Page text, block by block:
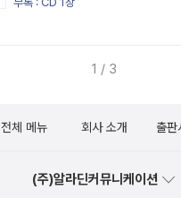
1 / 3
전체 메뉴 회사 소개 출판
(주)알라딘커뮤니케이션